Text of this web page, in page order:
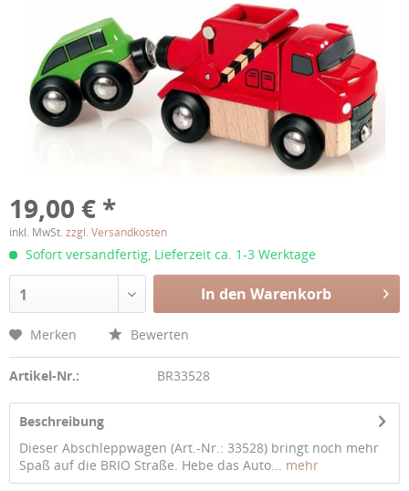
19,00 € *
inkl. MwSt. zzgl. Versandkosten
Sofort versandfertig, Lieferzeit ca. 1-3 Werktage
1 In den Warenkorb
Merken Bewerten
Artikel-Nr.: BR33528
Beschreibung
Dieser Abschleppwagen (Art.-Nr.: 33528) bringt noch mehr
Spaß auf die BRIO Straße. Hebe das Auto... mehr